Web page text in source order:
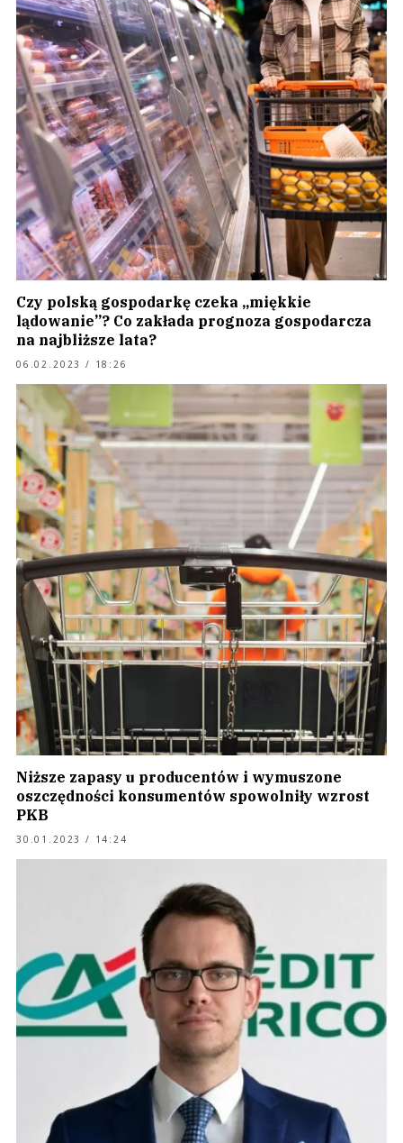
Czy polską gospodarkę czeka „miękkie
lądowanie”? Co zakłada prognoza gospodarcza
na najbliższe lata?
06.02.2023 / 18:26
Niższe zapasy u producentów i wymuszone
oszczędności konsumentów spowolniły wzrost
PKB
30.01.2023 / 14:24